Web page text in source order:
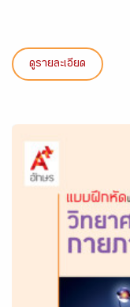
ดูรายละเอียด